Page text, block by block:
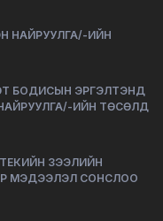
НАЙРУУЛГА/-ИЙН
БОДИСЫН ЭРГЭЛТЭНД
ИЙН ТӨСӨЛД
ЗЭЭЛИЙН
МЭДЭЭЛЭЛ СОНСЛОО